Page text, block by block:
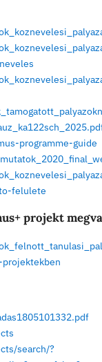
a-
hirek/
kozneveles